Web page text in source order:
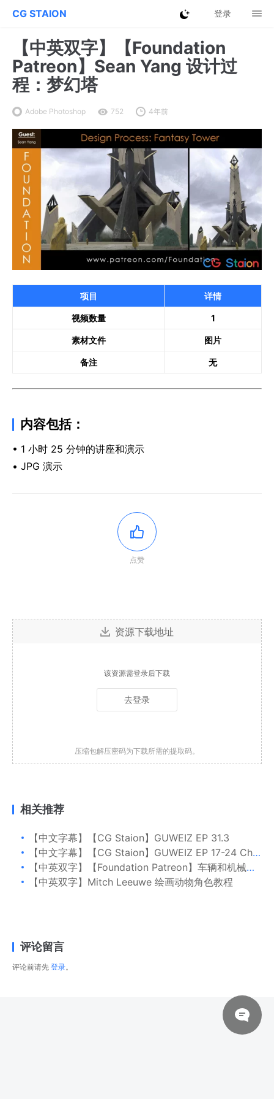
CG STAION 登录
【中英双字】【Foundation
Patreon】Sean Yang 设计过
程：梦幻塔
Adobe Photoshop 752 4年前
项目 详情
视频数量 1
素材文件 图片
备注 无
内容包括：
• 1 小时 25 分钟的讲座和演示
• JPG 演示
点赞
资源下载地址
该资源需登录后下载
去登录
压缩包解压密码为下载所需的提取码。
相关推荐
【中文字幕】【CG Staion】GUWEIZ EP 31.3
【中文字幕】【CG Staion】GUWEIZ EP 17-24 Character Mega
【中英双字】【Foundation Patreon】车辆和机械设计简介 Part 2 基本几何学
【中英双字】Mitch Leeuwe 绘画动物角色教程
评论留言
评论前请先 登录。